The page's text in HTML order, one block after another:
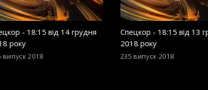
- 18:15 від 14 грудня
року
випуск 2018
Спецкор - 18:15 від 13
2018 року
235 випуск 2018